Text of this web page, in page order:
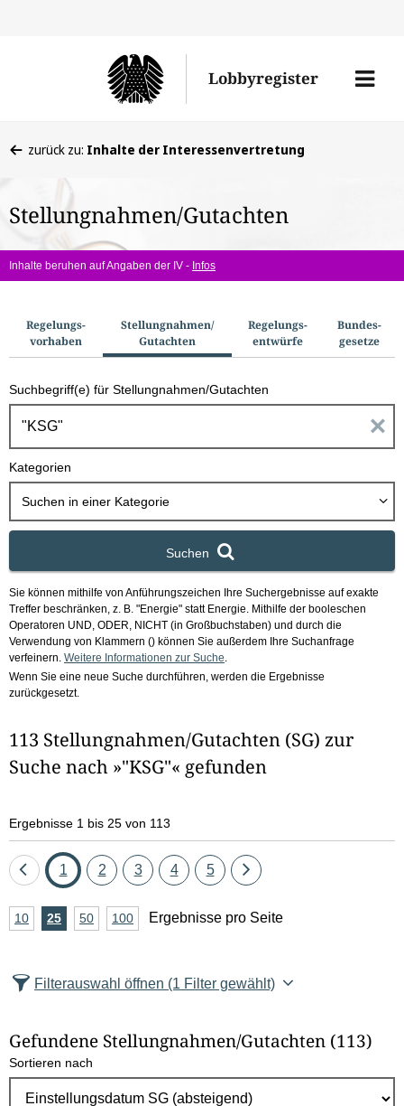
den
Lobbyregister
Menü
befinden
hier:
zurück zu: Inhalte der Interessenvertretung
Stellungnahmen/Gutachten
Inhalte beruhen auf Angaben der IV - Infos
u
c
h
o
Regelungs­
vorhaben
Stellungnahmen/​
Gutachten
Regelungs­
entwürfe
Bundes­
gesetze
Suchbegriff(e) für Stellungnahmen/Gutachten
n
g
a
h
Kategorien
Suchen in einer Kategorie
Suchen
Sie können mithilfe von Anführungszeichen Ihre Suchergebnisse auf exakte
Treffer beschränken, z. B. "Energie" statt Energie. Mithilfe der booleschen
Operatoren UND, ODER, NICHT (in Großbuchstaben) und durch die
Verwendung von Klammern () können Sie außerdem Ihre Suchanfrage
verfeinern. Weitere Informationen zur Suche
Wenn Sie eine neue Suche durchführen, werden die Ergebnisse
zurückgesetzt.
113 Stellungnahmen/Gutachten (SG) zur
Suche nach »"KSG"« gefunden
Ergebnisse 1 bis 25 von 113
Eine
zurück
Seite
1 Seite
2 Seite
3 Seite
4 Seite
5
Eine
vor
A
z
l
E
10Ergebnisse
25Ergebnisse
50Ergebnisse
100Ergebnisse
Ergebnisse pro Seite
Filterauswahl öffnen (1 Filter gewählt)
Gefundene Stellungnahmen/⁠Gutachten (113)
Sortieren nach